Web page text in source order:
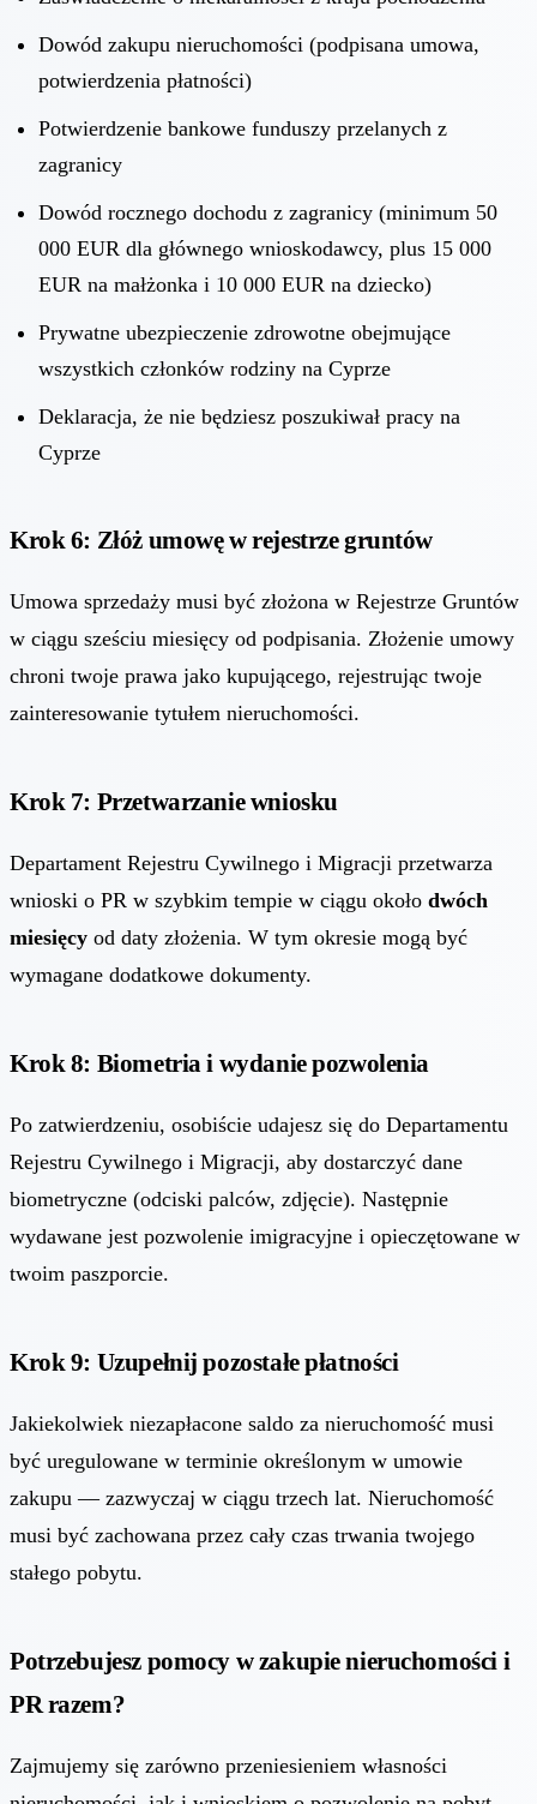
Dowód zakupu nieruchomości (podpisana umowa,
potwierdzenia płatności)
Potwierdzenie bankowe funduszy przelanych z
zagranicy
Dowód rocznego dochodu z zagranicy (minimum 50
000 EUR dla głównego wnioskodawcy, plus 15 000
EUR na małżonka i 10 000 EUR na dziecko)
Prywatne ubezpieczenie zdrowotne obejmujące
wszystkich członków rodziny na Cyprze
Deklaracja, że nie będziesz poszukiwał pracy na
Cyprze
Krok 6: Złóż umowę w rejestrze gruntów
Umowa sprzedaży musi być złożona w Rejestrze Gruntów
w ciągu sześciu miesięcy od podpisania. Złożenie umowy
chroni twoje prawa jako kupującego, rejestrując twoje
zainteresowanie tytułem nieruchomości.
Krok 7: Przetwarzanie wniosku
Departament Rejestru Cywilnego i Migracji przetwarza
wnioski o PR w szybkim tempie w ciągu około dwóch
miesięcy od daty złożenia. W tym okresie mogą być
wymagane dodatkowe dokumenty.
Krok 8: Biometria i wydanie pozwolenia
Po zatwierdzeniu, osobiście udajesz się do Departamentu
Rejestru Cywilnego i Migracji, aby dostarczyć dane
biometryczne (odciski palców, zdjęcie). Następnie
wydawane jest pozwolenie imigracyjne i opieczętowane w
twoim paszporcie.
Krok 9: Uzupełnij pozostałe płatności
Jakiekolwiek niezapłacone saldo za nieruchomość musi
być uregulowane w terminie określonym w umowie
zakupu — zazwyczaj w ciągu trzech lat. Nieruchomość
musi być zachowana przez cały czas trwania twojego
stałego pobytu.
Potrzebujesz pomocy w zakupie nieruchomości i
PR razem?
Zajmujemy się zarówno przeniesieniem własności